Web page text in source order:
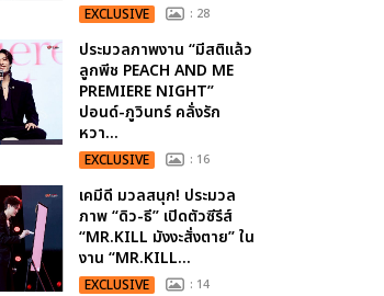
EXCLUSIVE : 28
ประมวลภาพงาน “มีสติแล้ว
ลูกพีช PEACH AND ME
PREMIERE NIGHT”
ปอนด์-ภูวินทร์ คลั่งรัก
หวา...
EXCLUSIVE : 16
เคมีดี มวลสนุก! ประมวล
ภาพ “ดิว-ธี” เปิดตัวซีรีส์
“MR.KILL มังงะสั่งตาย” ใน
งาน “MR.KILL...
EXCLUSIVE : 14